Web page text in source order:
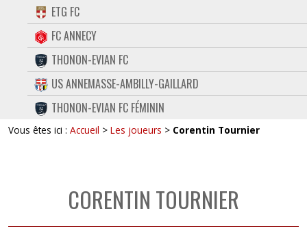
ACCUEIL
FORUM
CONTACT
FACEBOOK
TWITTER
ETG FC
FC ANNECY
THONON-EVIAN FC
US ANNEMASSE-AMBILLY-GAILLARD
THONON-EVIAN FC FÉMININ
Vous êtes ici : Accueil > Les joueurs > Corentin Tournier
CORENTIN TOURNIER